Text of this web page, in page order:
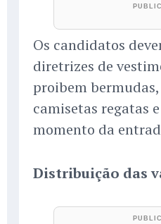
Os candidatos
diretrizes de
proibem
camisetas regatas
momento da
Distribuição das